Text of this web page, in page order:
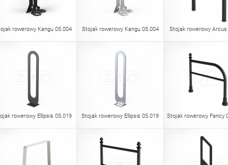
rowerowy Kangu 05.004 Stojak rowerowy Kangu 05.004 Stojak rowerowy Arcus
rowerowy Ellipsis 05.019 Stojak rowerowy Ellipsis 05.019 Stojak rowerowy Fancy